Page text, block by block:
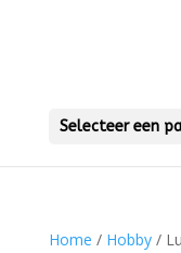
Selecteer een
Home / Hobby/